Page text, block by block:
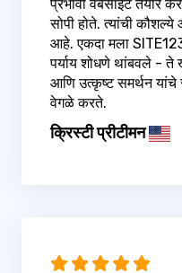
प्रभावी वेबसाइट तयार
सोपी होते. त्यांची
आहे. एकदा मला
पर्याय शोधणे थांबवले - ते
आणि उत्कृष्ट समर्थन
वेगळे करते.
क्रिस्टी प्रीटीमन